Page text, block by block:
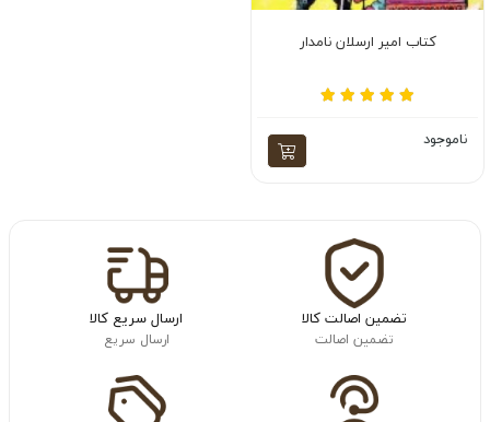
کتاب امیر ارسلان نامدار
ناموجود
تضمین اصالت کالا
تضمین اصالت
ارسال سریع کالا
ارسال سریع